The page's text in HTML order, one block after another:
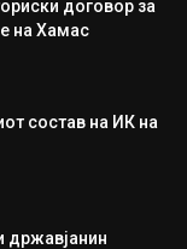
договор за
на Хамас
состав на ИК на
државјанин